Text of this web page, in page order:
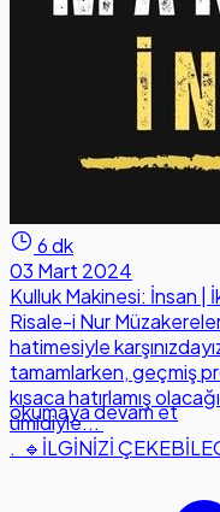
6 dk
03 Mart 2024
Kulluk Makinesi: İnsan |
Risale-i Nur
hatimesiyle
tamamlarken, geçmiş
kısaca hatırlamış
ümidiyle...
. 🔹İLGİNİZİ
okumaya devam et